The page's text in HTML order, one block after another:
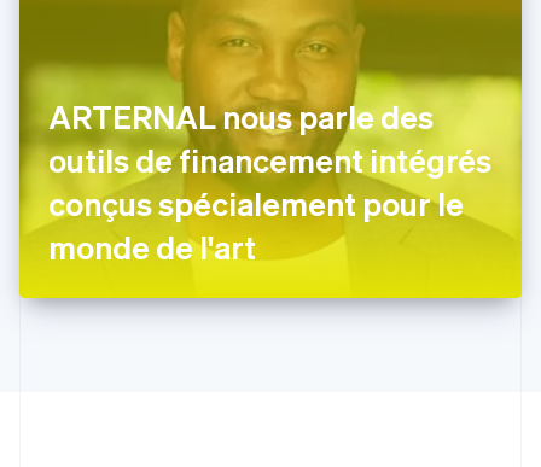
ARTERNAL nous parle des
outils de financement intégrés
conçus spécialement pour le
monde de l'art
Svenska
Français
English
Grèce
English
Hongrie
English
English
English